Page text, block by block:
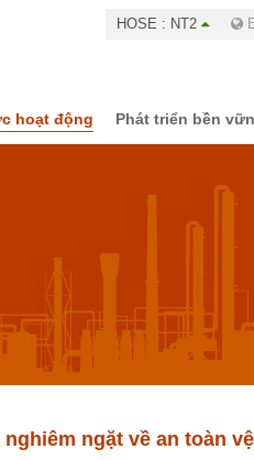
HOSE : NT2
hoạt động Phát triển bền
ngặt về an toàn